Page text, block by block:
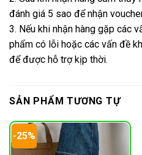
đánh giá 5 sao để nhận
3. Nếu khi nhận hàng gặp các
phẩm có lỗi hoặc các vấn đề
để được hỗ trợ kịp thời.
SẢN PHẨM TƯƠNG TỰ
-25%